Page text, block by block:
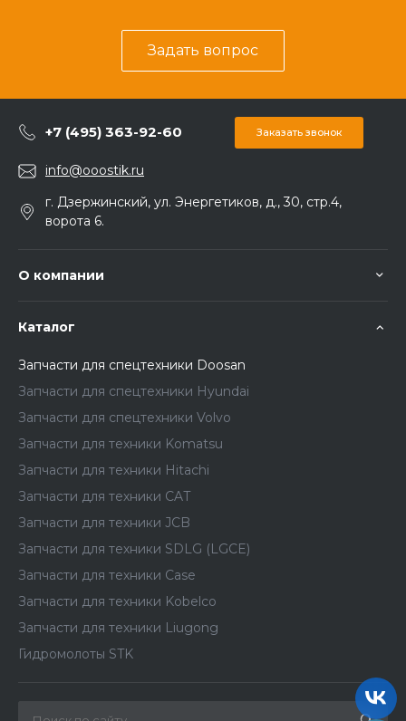
Задать вопрос
+7 (495) 363-92-60 Заказать звонок
info@ooostik.ru
г. Дзержинский, ул. Энергетиков, д., 30, стр.4,
ворота 6.
О компании
Каталог
Запчасти для спецтехники Doosan
Запчасти для спецтехники Hyundai
Запчасти для спецтехники Volvo
Запчасти для техники Komatsu
Запчасти для техники Hitachi
Запчасти для техники CAT
Запчасти для техники JCB
Запчасти для техники SDLG (LGCE)
Запчасти для техники Case
Запчасти для техники Kobelco
Запчасти для техники Liugong
Гидромолоты STK